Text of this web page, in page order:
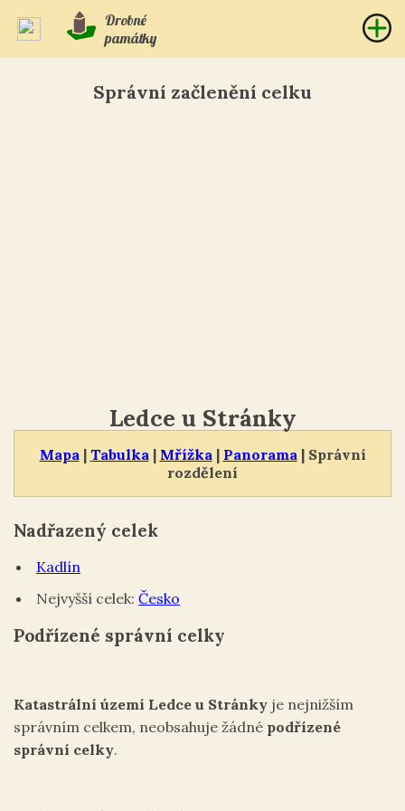
Drobné
památky
Správní začlenění celku
Mapa | Tabulka | Mřížka | Panorama | Správní
rozdělení
Ledce u Stránky
Nadřazený celek
Kadlín
Nejvyšší celek: Česko
Podřízené správní celky
Katastrální území Ledce u Stránky je nejnižším
správním celkem, neobsahuje žádné podřízené
správní celky.